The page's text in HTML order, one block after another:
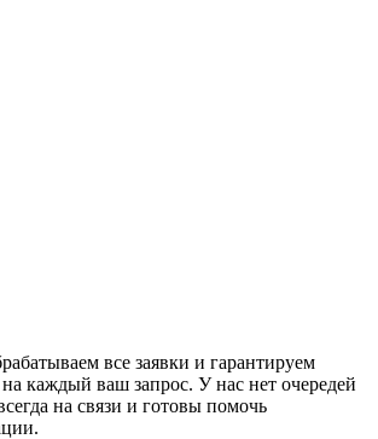
все заявки и гарантируем
каждый ваш запрос. У нас нет очередей
на связи и готовы помочь